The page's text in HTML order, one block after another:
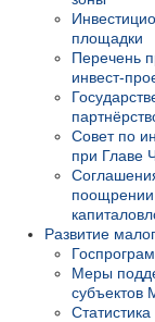
площадки
Перечень
инвест-
Совет по
при Главе
поощрении
Развитие
Меры
субъектов
Статистика